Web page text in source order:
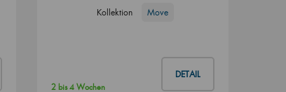
Kollektion Move
DETAIL
2 bis 4 Wochen